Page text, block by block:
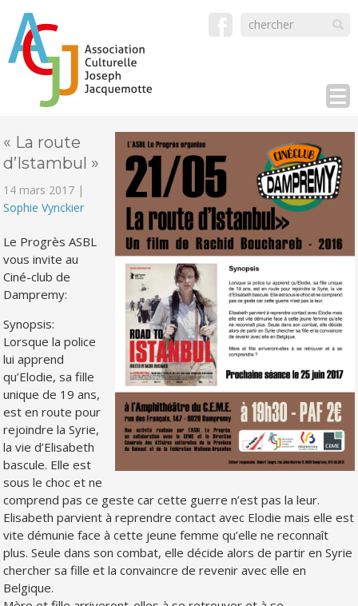
« La route
d’Istambul »
14 mars 2017 |
Sophie Vynckier
Le Progrès ASBL
vous invite au
Ciné-club de
Dampremy:
Synopsis:
Lorsque la police
lui apprend
qu’Elodie, sa fille
unique de 19 ans,
est en route pour
rejoindre la Syrie,
la vie d’Elisabeth
bascule. Elle est
sous le choc et ne
comprend pas ce geste car cette guerre n’est pas la leur.
Elisabeth parvient à reprendre contact avec Elodie mais elle est
vite démunie face à cette jeune femme qu’elle ne reconnaît
plus. Seule dans son combat, elle décide alors de partir en Syrie
chercher sa fille et la convaincre de revenir avec elle en
Belgique.